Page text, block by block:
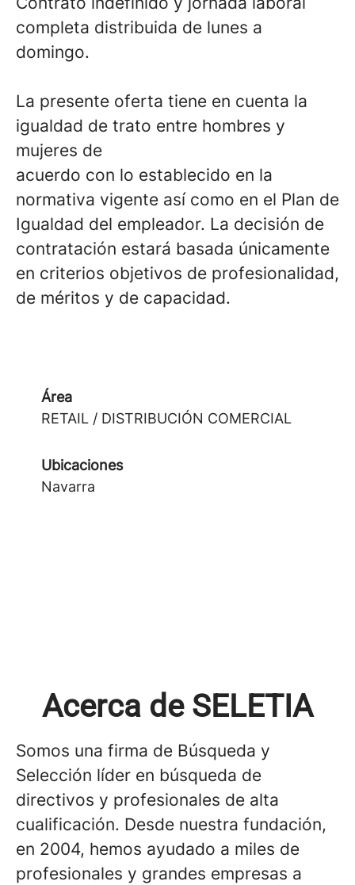
completa distribuida de lunes a
domingo.
La presente oferta tiene en cuenta la
igualdad de trato entre hombres y
mujeres de
acuerdo con lo establecido en la
normativa vigente así como en el Plan de
Igualdad del empleador. La decisión de
contratación estará basada únicamente
en criterios objetivos de profesionalidad,
de méritos y de capacidad.
Área
RETAIL / DISTRIBUCIÓN COMERCIAL
Ubicaciones
Navarra
Acerca de SELETIA
Somos una firma de Búsqueda y
Selección líder en búsqueda de
directivos y profesionales de alta
cualificación. Desde nuestra fundación,
en 2004, hemos ayudado a miles de
profesionales y grandes empresas a